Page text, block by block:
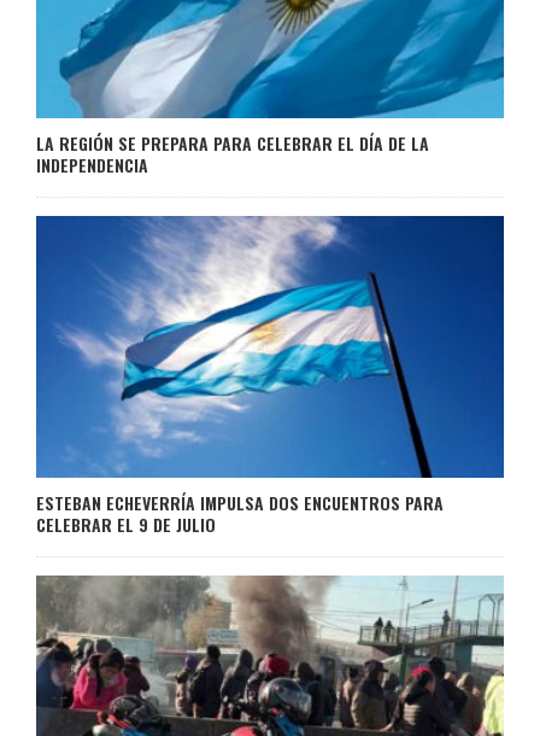
LA REGIÓN SE PREPARA PARA CELEBRAR EL DÍA DE LA
INDEPENDENCIA
ESTEBAN ECHEVERRÍA IMPULSA DOS ENCUENTROS PARA
CELEBRAR EL 9 DE JULIO